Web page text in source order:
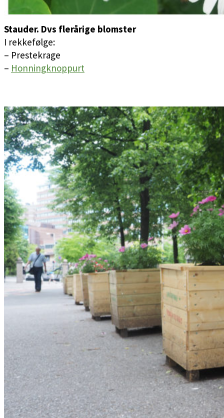
Stauder. Dvs flerårige blomster
I rekkefølge:
– Prestekrage
– Honningknoppurt